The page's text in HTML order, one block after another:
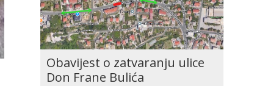
Obavijest o zatvaranju ulice
Don Frane Bulića